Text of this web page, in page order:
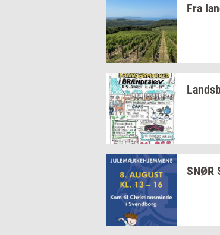
Fra
SNØR